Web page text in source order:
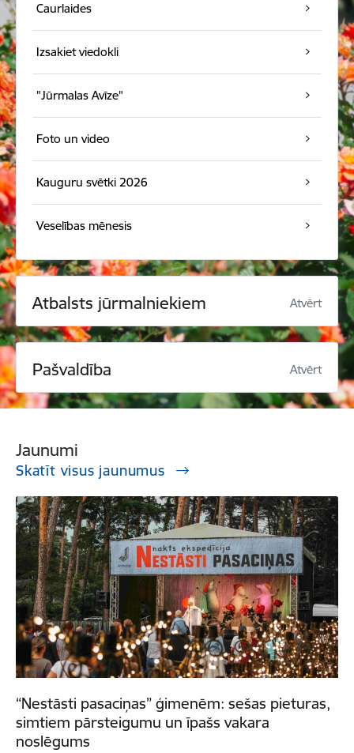
Caurlaides
Izsakiet viedokli
"Jūrmalas Avīze"
Foto un video
Kauguru svētki 2026
Veselības mēnesis
Atbalsts jūrmalniekiem Atvērt
Pašvaldība Atvērt
Jaunumi
Skatīt visus jaunumus
“Nestāsti pasaciņas” ģimenēm: sešas pieturas,
simtiem pārsteigumu un īpašs vakara
noslēgums